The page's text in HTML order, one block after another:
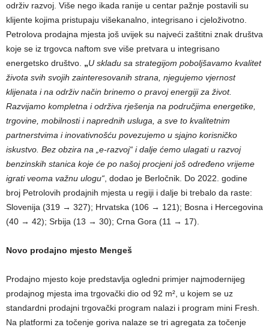
održiv razvoj. Više nego ikada ranije u centar pažnje postavili su
klijente kojima pristupaju višekanalno, integrisano i cjeloživotno.
Petrolova prodajna mjesta još uvijek su najveći zaštitni znak društva
koje se iz trgovca naftom sve više pretvara u integrisano
energetsko društvo. „U skladu sa strategijom poboljšavamo kvalitet
života svih svojih zainteresovanih strana, njegujemo vjernost
klijenata i na održiv način brinemo o pravoj energiji za život.
Razvijamo kompletna i održiva rješenja na područjima energetike,
trgovine, mobilnosti i naprednih usluga, a sve to kvalitetnim
partnerstvima i inovativnošću povezujemo u sjajno korisničko
iskustvo. Bez obzira na „e-razvoj“ i dalje ćemo ulagati u razvoj
benzinskih stanica koje će po našoj procjeni još određeno vrijeme
igrati veoma važnu ulogu“, dodao je Berločnik. Do 2022. godine
broj Petrolovih prodajnih mjesta u regiji i dalje bi trebalo da raste:
Slovenija (319 → 327); Hrvatska (106 → 121); Bosna i Hercegovina
(40 → 42); Srbija (13 → 30); Crna Gora (11 → 17).
Novo prodajno mjesto Mengeš
Prodajno mjesto koje predstavlja ogledni primjer najmodernijeg
prodajnog mjesta ima trgovački dio od 92 m², u kojem se uz
standardni prodajni trgovački program nalazi i program mini Fresh.
Na platformi za točenje goriva nalaze se tri agregata za točenje